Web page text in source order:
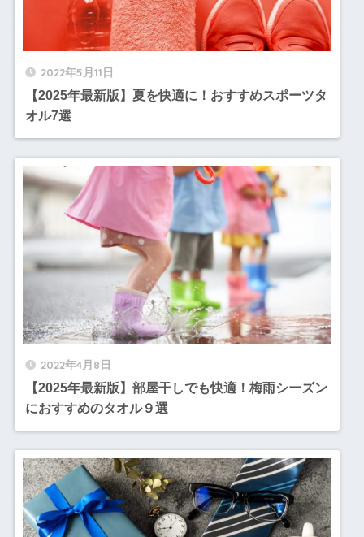
2022年5月11日
【2025年最新版】夏を快適に！おすすめスポーツタ
オル7選
2022年4月8日
【2025年最新版】部屋干しでも快適！梅雨シーズン
におすすめのタオル９選